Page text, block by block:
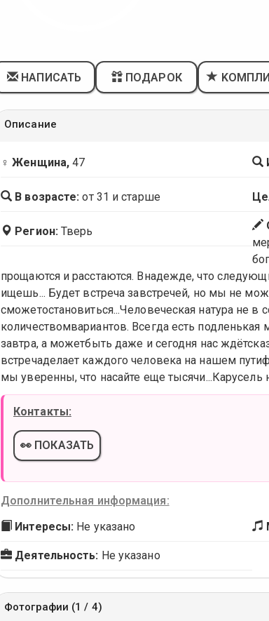
НАПИСАТЬ ПОДАРОК
Описание
♀ Женщина, 47
В возрасте: от 31 и старше
Регион: Тверь
прощаются и расстаются. Внадежде, что
ищешь... Будет встреча завстречей, но мы не
сможетостановиться...Человеческая натура не в
количествомвариантов. Всегда есть
завтра, а можетбыть даже и сегодня нас
встречаделает каждого человека на нашем
мы уверенны, что насайте еще тысячи...Карусель
Контакты:
👀 ПОКАЗАТЬ
Дополнительная информация:
Интересы: Не указано
Деятельность: Не указано
Фотографии (1 / 4)